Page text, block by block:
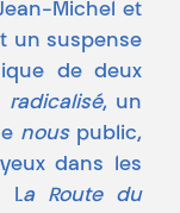
Michel et
un suspense
de deux
radicalisé, un
nouspublic,
dans les
La Route du